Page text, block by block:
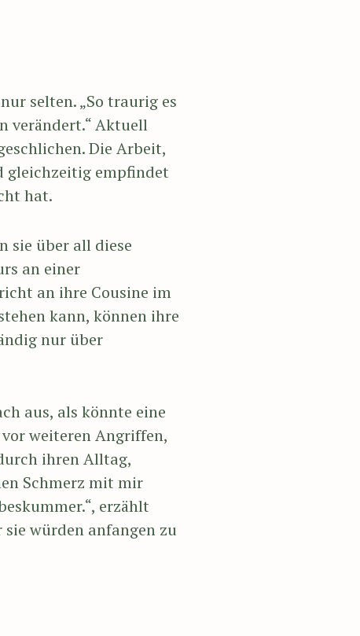
selten. „So traurig es
verändert.“ Aktuell
Die Arbeit,
gleichzeitig empfindet
hat.
sie über all diese
an einer
an ihre Cousine im
kann, können ihre
nur über
aus, als könnte eine
weiteren Angriffen,
ihren Alltag,
Schmerz mit mir
erzählt
würden anfangen zu